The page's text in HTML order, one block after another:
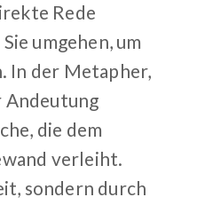
Rede
umgehen, um
In der Metapher,
Andeutung
die dem
verleiht.
sondern durch